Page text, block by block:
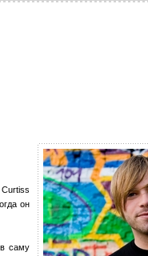
он
саму